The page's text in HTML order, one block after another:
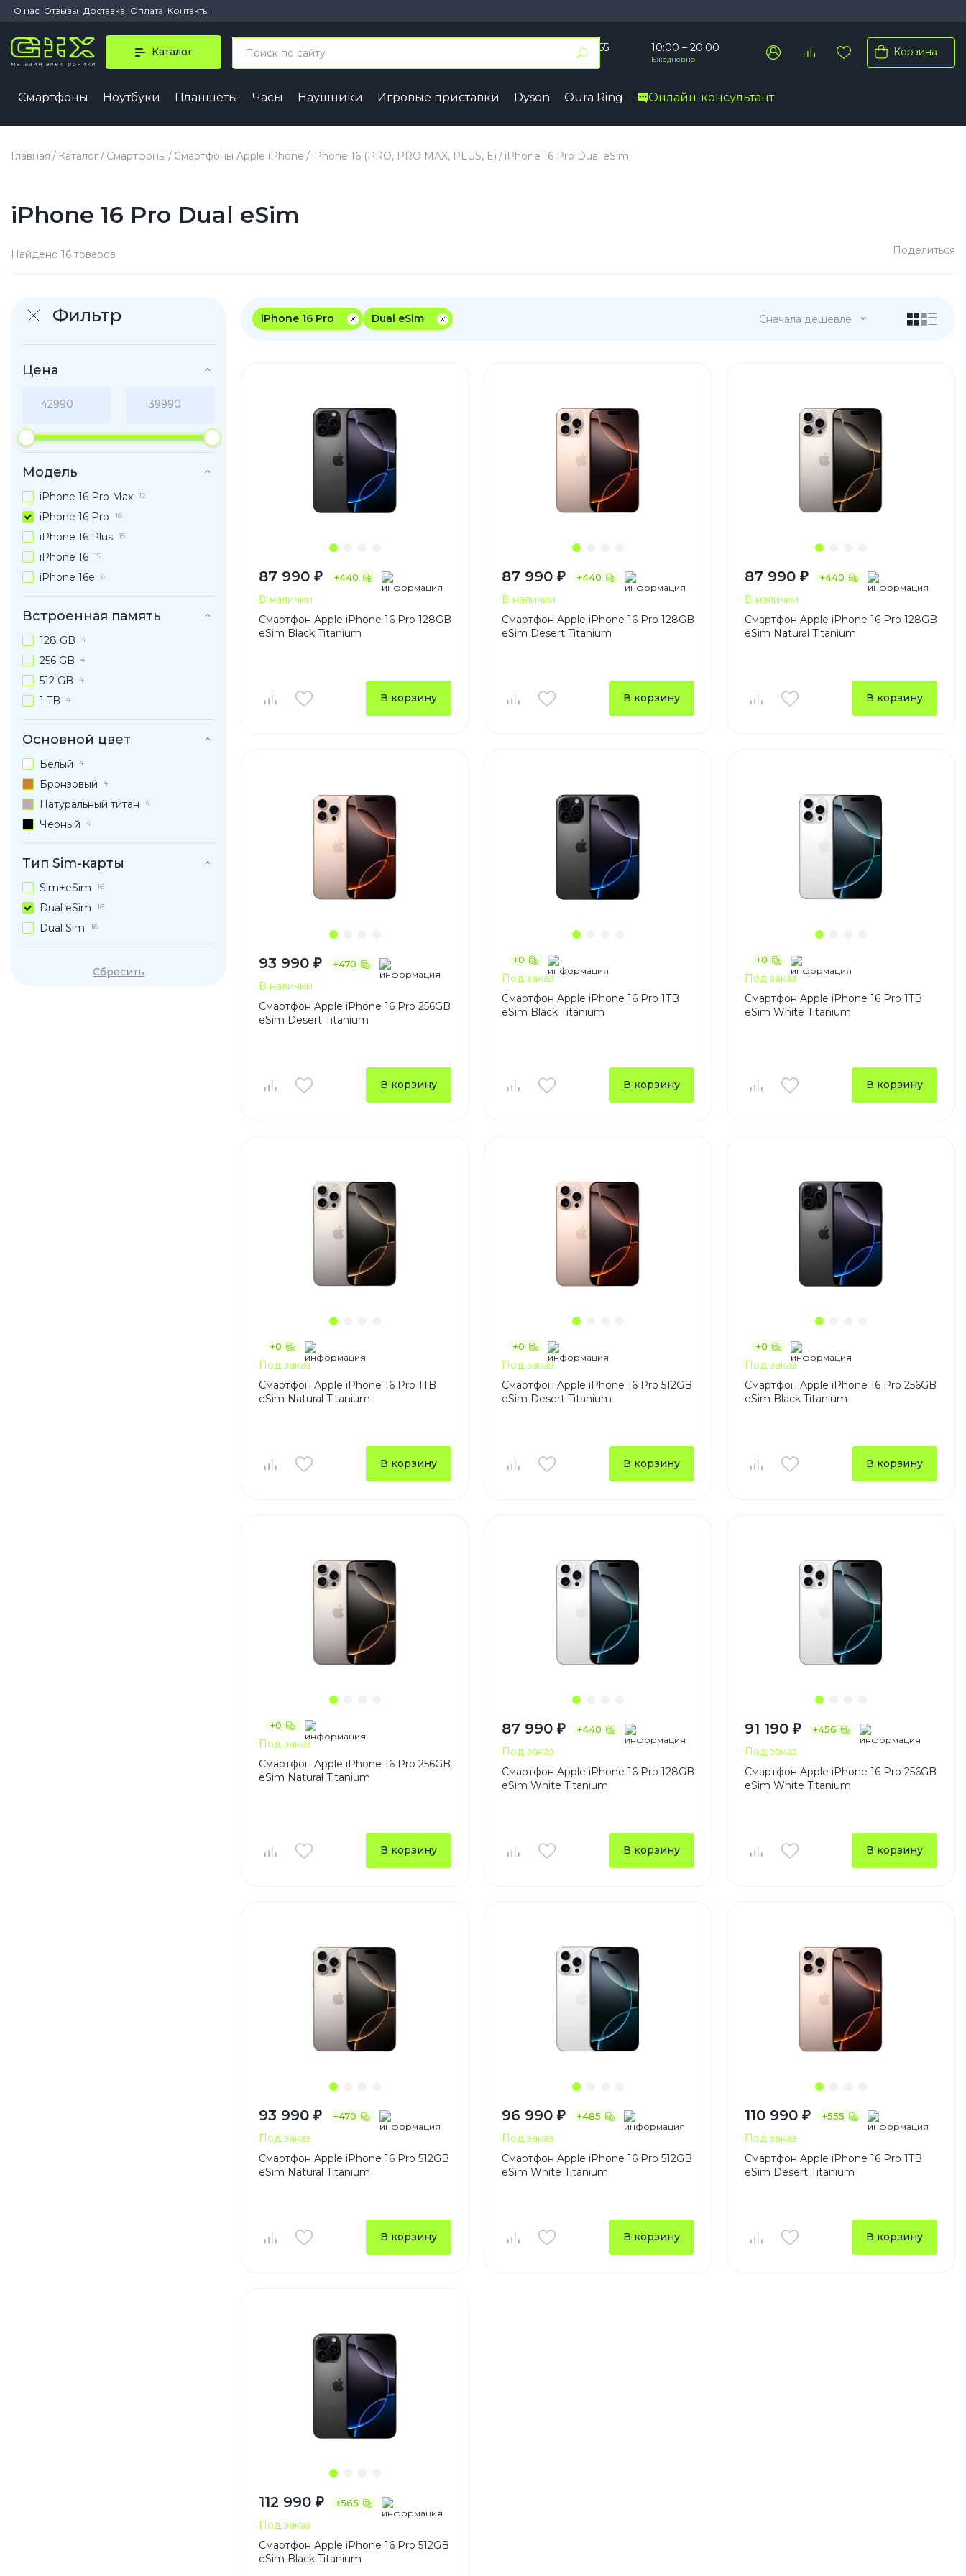
О нас Отзывы Доставка Оплата Контакты
Каталог +7 (495) 055 50 55
Заказать звонок
10:00 – 20:00
Ежедневно
Корзина
Смартфоны Ноутбуки Планшеты Часы Наушники Игровые приставки Dyson Oura Ring
Онлайн-консультант
iPhone 17 Pro Max
iPhone 17e
iPhone 16 Pro Max
iPhone 15 Pro Max
iPhone 14
iPhone 12
Series A
Series Z
Pixel 8
M Series
Honor
Honor 400
Honor 400 Pro
Nothing Redmi Аксессуары
Чехлы
Внешние аккумуляторы
Автомобильные держатели
Главная Каталог Смартфоны Смартфоны Apple iPhone iPhone 16 (PRO, PRO MAX, PLUS, E) iPhone 16 Pro Dual eSim
iPhone 16 Pro Dual eSim
Найдено 16 товаров Поделиться
Фильтр
Цена
Модель
iPhone 16 Pro Max 12
iPhone 16 Pro 16
iPhone 16 Plus 15
iPhone 16 15
iPhone 16e 6
Встроенная память
128 GB 4
256 GB 4
512 GB 4
1 TB 4
Основной цвет
Белый 4
Бронзовый 4
Натуральный титан 4
Черный 4
Тип Sim-карты
Sim+eSim 16
Dual eSim 16
Dual Sim 16
Сбросить
iPhone 16 Pro Dual eSim Сначала дешевле
87 990 ₽ +440
В наличии
Смартфон Apple iPhone 16 Pro 128GB
eSim Black Titanium
В корзину
87 990 ₽ +440
В наличии
Смартфон Apple iPhone 16 Pro 128GB
eSim Desert Titanium
В корзину
87 990 ₽ +440
В наличии
Смартфон Apple iPhone 16 Pro 128GB
eSim Natural Titanium
В корзину
93 990 ₽ +470
В наличии
Смартфон Apple iPhone 16 Pro 256GB
eSim Desert Titanium
В корзину
+0
Под заказ
Смартфон Apple iPhone 16 Pro 1TB
eSim Black Titanium
В корзину
+0
Под заказ
Смартфон Apple iPhone 16 Pro 1TB
eSim White Titanium
В корзину
+0
Под заказ
Смартфон Apple iPhone 16 Pro 1TB
eSim Natural Titanium
В корзину
+0
Под заказ
Смартфон Apple iPhone 16 Pro 512GB
eSim Desert Titanium
В корзину
+0
Под заказ
Смартфон Apple iPhone 16 Pro 256GB
eSim Black Titanium
В корзину
+0
Под заказ
Смартфон Apple iPhone 16 Pro 256GB
eSim Natural Titanium
В корзину
87 990 ₽ +440
Под заказ
Смартфон Apple iPhone 16 Pro 128GB
eSim White Titanium
В корзину
91 190 ₽ +456
Под заказ
Смартфон Apple iPhone 16 Pro 256GB
eSim White Titanium
В корзину
93 990 ₽ +470
Под заказ
Смартфон Apple iPhone 16 Pro 512GB
eSim Natural Titanium
В корзину
96 990 ₽ +485
Под заказ
Смартфон Apple iPhone 16 Pro 512GB
eSim White Titanium
В корзину
110 990 ₽ +555
Под заказ
Смартфон Apple iPhone 16 Pro 1TB
eSim Desert Titanium
В корзину
112 990 ₽ +565
Под заказ
Смартфон Apple iPhone 16 Pro 512GB
eSim Black Titanium